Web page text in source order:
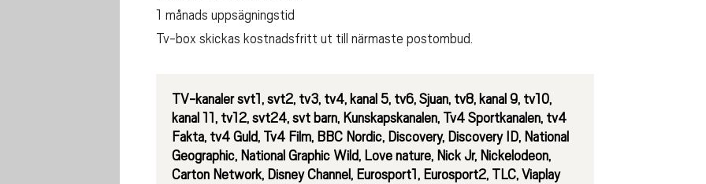
1 månads uppsägningstid
Tv-box skickas kostnadsfritt ut till närmaste postombud.
TV-kanalersvt1, svt2, tv3, tv4, kanal 5, tv6, Sjuan, tv8, kanal 9, tv10,
kanal 11, tv12, svt24, svt barn, Kunskapskanalen, Tv4 Sportkanalen, tv4
Fakta, tv4 Guld, Tv4 Film, BBC Nordic, Discovery, Discovery ID, National
Geographic, National Graphic Wild, Love nature, Nick Jr, Nickelodeon,
Carton Network, Disney Channel, Eurosport1, Eurosport2, TLC, Viaplay